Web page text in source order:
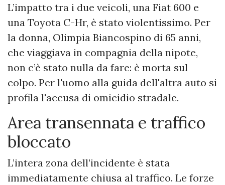
L’impatto tra i due veicoli, una Fiat 600 e
una Toyota C-Hr, è stato violentissimo. Per
la donna, Olimpia Biancospino di 65 anni,
che viaggiava in compagnia della nipote,
non c’è stato nulla da fare: è morta sul
colpo. Per l'uomo alla guida dell'altra auto si
profila l'accusa di omicidio stradale.
Area transennata e traffico
bloccato
L’intera zona dell’incidente è stata
immediatamente chiusa al traffico. Le forze